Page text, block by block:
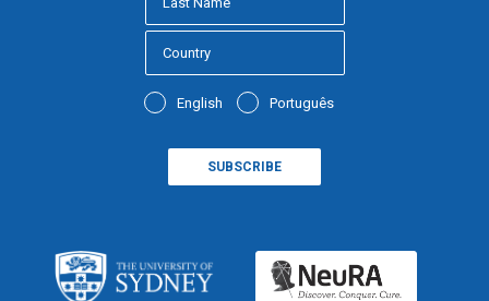
English Português